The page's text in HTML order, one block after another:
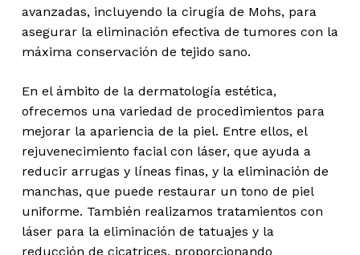
avanzadas, incluyendo la cirugía de Mohs, para
asegurar la eliminación efectiva de tumores con la
máxima conservación de tejido sano.
En el ámbito de la dermatología estética,
ofrecemos una variedad de procedimientos para
mejorar la apariencia de la piel. Entre ellos, el
rejuvenecimiento facial con láser, que ayuda a
reducir arrugas y líneas finas, y la eliminación de
manchas, que puede restaurar un tono de piel
uniforme. También realizamos tratamientos con
láser para la eliminación de tatuajes y la
reducción de cicatrices, proporcionando